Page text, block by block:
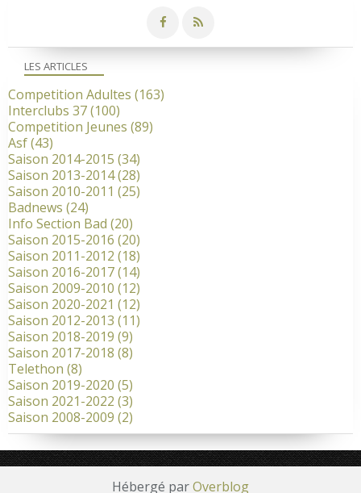
LES ARTICLES
Competition Adultes (163)
Interclubs 37(100)
Competition Jeunes (89)
Asf(43)
Saison 2014-2015 (34)
Saison 2013-2014(28)
Saison 2010-2011 (25)
Badnews (24)
Info Section Bad (20)
Saison 2015-2016 (20)
Saison 2011-2012 (18)
Saison 2016-2017(14)
Saison 2009-2010 (12)
Saison 2020-2021 (12)
Saison 2012-2013 (11)
Saison 2018-2019 (9)
Saison 2017-2018 (8)
Telethon (8)
Saison 2019-2020 (5)
Saison 2021-2022 (3)
Saison 2008-2009 (2)
Hébergé parOverblog